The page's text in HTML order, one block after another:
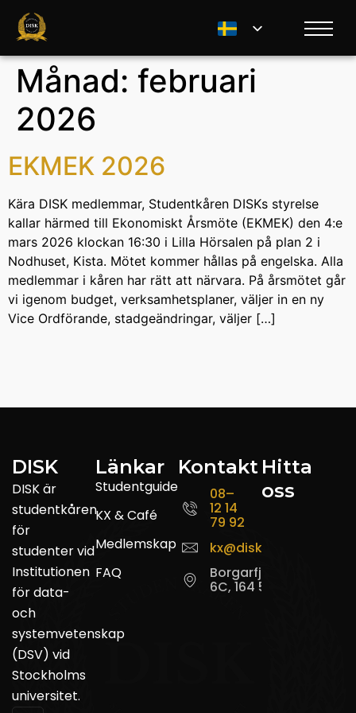
Månad: februari
2026
EKMEK 2026
Kära DISK medlemmar, Studentkåren DISKs styrelse
kallar härmed till Ekonomiskt Årsmöte (EKMEK) den 4:e
mars 2026 klockan 16:30 i Lilla Hörsalen på plan 2 i
Nodhuset, Kista. Mötet kommer hållas på engelska. Alla
medlemmar i kåren har rätt att närvara. På årsmötet går
vi igenom budget, verksamhetsplaner, väljer in en ny
Vice Ordförande, stadgeändringar, väljer […]
DISK
DISK är
studentkåren
för
studenter vid
Institutionen
för data-
och
systemvetenskap
(DSV) vid
Stockholms
universitet.
Länkar
Studentguide
KX & Café
Medlemskap
FAQ
Kontakt
08–
12 14
79 92
kx@disk.su.se
Borgarfjordsgatan
6C, 164 55 Kista
Hitta
oss